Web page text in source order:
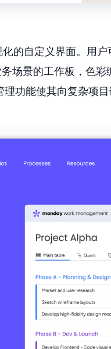
的自定义界面。用
场景的工作板，色
功能使其向复杂项